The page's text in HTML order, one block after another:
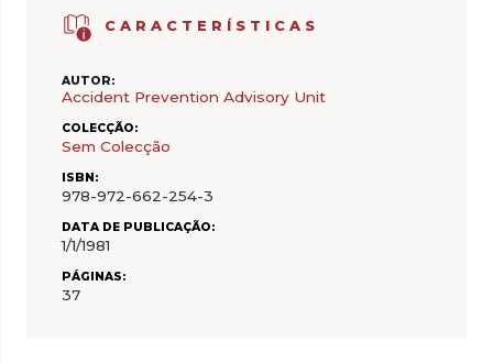
CARACTERÍSTICAS
AUTOR:
Accident Prevention Advisory Unit
COLECÇÃO:
Sem Colecção
ISBN:
978-972-662-254-3
DATA DE PUBLICAÇÃO:
1/1/1981
PÁGINAS:
37